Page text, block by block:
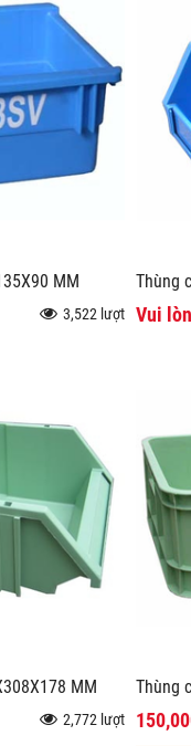
MM
3,522 lượt
Thùng
Vui
MM
2,772 lượt
Thùng